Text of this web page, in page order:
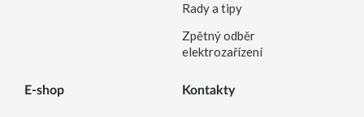
Rady a tipy
Zpětný odběr
elektrozařízení
E-shop Kontakty